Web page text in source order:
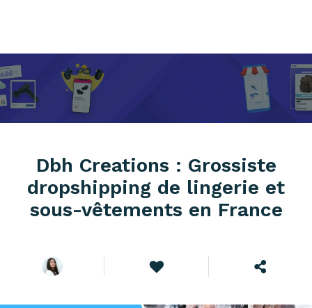
Dbh Creations : Grossiste
dropshipping de lingerie et
sous-vêtements en France